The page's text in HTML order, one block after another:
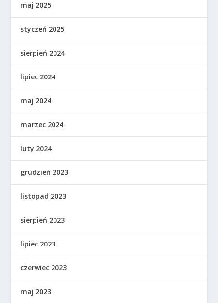
maj 2025
styczeń 2025
sierpień 2024
lipiec 2024
maj 2024
marzec 2024
luty 2024
grudzień 2023
listopad 2023
sierpień 2023
lipiec 2023
czerwiec 2023
maj 2023